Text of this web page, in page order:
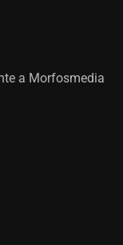
a Morfosmedia